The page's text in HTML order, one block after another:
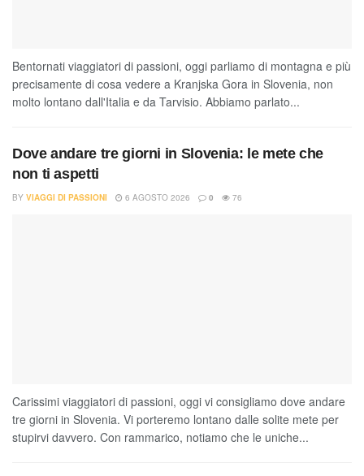
Bentornati viaggiatori di passioni, oggi parliamo di montagna e più
precisamente di cosa vedere a Kranjska Gora in Slovenia, non
molto lontano dall'Italia e da Tarvisio. Abbiamo parlato...
Dove andare tre giorni in Slovenia: le mete che
non ti aspetti
BY VIAGGI DI PASSIONI 6 AGOSTO 2026 0 76
Carissimi viaggiatori di passioni, oggi vi consigliamo dove andare
tre giorni in Slovenia. Vi porteremo lontano dalle solite mete per
stupirvi davvero. Con rammarico, notiamo che le uniche...